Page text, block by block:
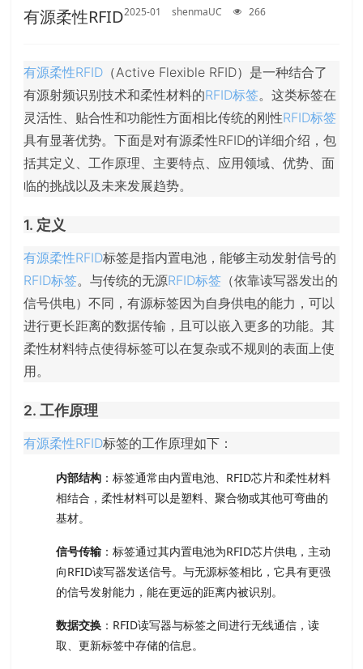
有源柔性RFID2025-01 shenmaUC 266
有源柔性RFID （Active Flexible RFID）是一种结合了
有源射频识别技术和柔性材料的RFID标签。这类标签在
灵活性、贴合性和功能性方面相比传统的刚性RFID标签
具有显著优势。下面是对有源柔性RFID的详细介绍，包
括其定义、工作原理、主要特点、应用领域、优势、面
临的挑战以及未来发展趋势。
1. 定义
有源柔性RFID标签是指内置电池，能够主动发射信号的
RFID标签。与传统的无源RFID标签 （依靠读写器发出的
信号供电）不同，有源标签因为自身供电的能力，可以
进行更长距离的数据传输，且可以嵌入更多的功能。其
柔性材料特点使得标签可以在复杂或不规则的表面上使
用。
2. 工作原理
有源柔性RFID标签的工作原理如下：
内部结构 ：标签通常由内置电池、RFID芯片和柔性材料
相结合，柔性材料可以是塑料、聚合物或其他可弯曲的
基材。
信号传输 ：标签通过其内置电池为RFID芯片供电，主动
向RFID读写器发送信号。与无源标签相比，它具有更强
的信号发射能力，能在更远的距离内被识别。
数据交换 ：RFID读写器与标签之间进行无线通信，读
取、更新标签中存储的信息。